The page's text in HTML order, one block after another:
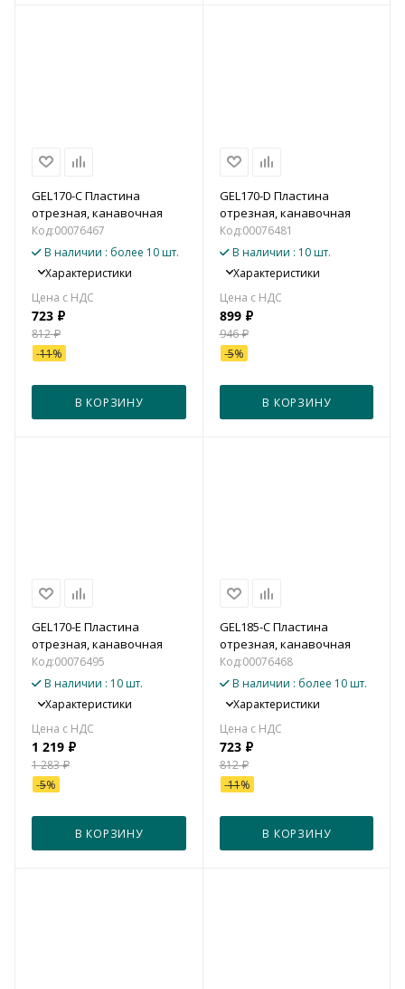
GEL170-C Пластина
отрезная, канавочная
Код:00076467
В наличии : более 10 шт.
Характеристики
723 ₽
812₽
-11%
В КОРЗИНУ
GEL170-D Пластина
отрезная, канавочная
Код:00076481
В наличии : 10 шт.
Характеристики
899₽
946₽
-5%
В КОРЗИНУ
GEL170-E Пластина
отрезная, канавочная
Код:00076495
В наличии : 10 шт.
Характеристики
1 219 ₽
1 283₽
-5%
В КОРЗИНУ
GEL185-C Пластина
отрезная, канавочная
Код:00076468
В наличии : более 10 шт.
Характеристики
723₽
812₽
-11%
В КОРЗИНУ